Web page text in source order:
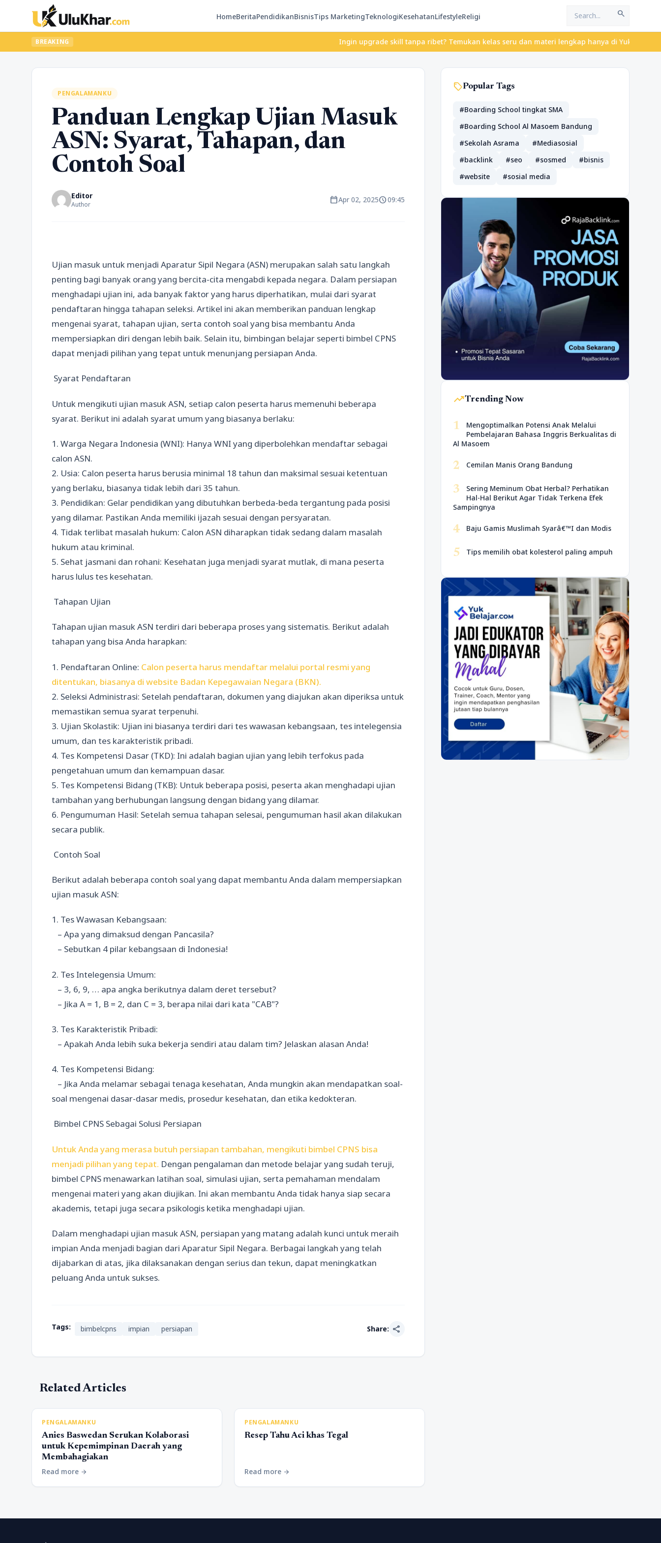
HomeBeritaPendidikanBisnisTips MarketingTeknologiKesehatanLifestyleReligi search
BREAKING Ingin upgrade skill tanpa ribet? Temukan kelas seru dan materi lengkap hanya di YukBelajar.com.
PENGALAMANKU
Panduan Lengkap Ujian Masuk
ASN: Syarat, Tahapan, dan
Contoh Soal
Editor
Author calendar_todayApr 02, 2025schedule09:45
Ujian masuk untuk menjadi Aparatur Sipil Negara (ASN) merupakan salah satu langkah
penting bagi banyak orang yang bercita-cita mengabdi kepada negara. Dalam persiapan
menghadapi ujian ini, ada banyak faktor yang harus diperhatikan, mulai dari syarat
pendaftaran hingga tahapan seleksi. Artikel ini akan memberikan panduan lengkap
mengenai syarat, tahapan ujian, serta contoh soal yang bisa membantu Anda
mempersiapkan diri dengan lebih baik. Selain itu, bimbingan belajar seperti bimbel CPNS
dapat menjadi pilihan yang tepat untuk menunjang persiapan Anda.
Syarat Pendaftaran
Untuk mengikuti ujian masuk ASN, setiap calon peserta harus memenuhi beberapa
syarat. Berikut ini adalah syarat umum yang biasanya berlaku:
1. Warga Negara Indonesia (WNI): Hanya WNI yang diperbolehkan mendaftar sebagai
calon ASN.
2. Usia: Calon peserta harus berusia minimal 18 tahun dan maksimal sesuai ketentuan
yang berlaku, biasanya tidak lebih dari 35 tahun.
3. Pendidikan: Gelar pendidikan yang dibutuhkan berbeda-beda tergantung pada posisi
yang dilamar. Pastikan Anda memiliki ijazah sesuai dengan persyaratan.
4. Tidak terlibat masalah hukum: Calon ASN diharapkan tidak sedang dalam masalah
hukum atau kriminal.
5. Sehat jasmani dan rohani: Kesehatan juga menjadi syarat mutlak, di mana peserta
harus lulus tes kesehatan.
Tahapan Ujian
Tahapan ujian masuk ASN terdiri dari beberapa proses yang sistematis. Berikut adalah
tahapan yang bisa Anda harapkan:
1. Pendaftaran Online: Calon peserta harus mendaftar melalui portal resmi yang
ditentukan, biasanya di website Badan Kepegawaian Negara (BKN).
2. Seleksi Administrasi: Setelah pendaftaran, dokumen yang diajukan akan diperiksa untuk
memastikan semua syarat terpenuhi.
3. Ujian Skolastik: Ujian ini biasanya terdiri dari tes wawasan kebangsaan, tes intelegensia
umum, dan tes karakteristik pribadi.
4. Tes Kompetensi Dasar (TKD): Ini adalah bagian ujian yang lebih terfokus pada
pengetahuan umum dan kemampuan dasar.
5. Tes Kompetensi Bidang (TKB): Untuk beberapa posisi, peserta akan menghadapi ujian
tambahan yang berhubungan langsung dengan bidang yang dilamar.
6. Pengumuman Hasil: Setelah semua tahapan selesai, pengumuman hasil akan dilakukan
secara publik.
Contoh Soal
Berikut adalah beberapa contoh soal yang dapat membantu Anda dalam mempersiapkan
ujian masuk ASN:
1. Tes Wawasan Kebangsaan:
– Apa yang dimaksud dengan Pancasila?
– Sebutkan 4 pilar kebangsaan di Indonesia!
2. Tes Intelegensia Umum:
– 3, 6, 9, … apa angka berikutnya dalam deret tersebut?
– Jika A = 1, B = 2, dan C = 3, berapa nilai dari kata "CAB"?
3. Tes Karakteristik Pribadi:
– Apakah Anda lebih suka bekerja sendiri atau dalam tim? Jelaskan alasan Anda!
4. Tes Kompetensi Bidang:
– Jika Anda melamar sebagai tenaga kesehatan, Anda mungkin akan mendapatkan soal-
soal mengenai dasar-dasar medis, prosedur kesehatan, dan etika kedokteran.
Bimbel CPNS Sebagai Solusi Persiapan
Untuk Anda yang merasa butuh persiapan tambahan, mengikuti bimbel CPNS bisa
menjadi pilihan yang tepat. Dengan pengalaman dan metode belajar yang sudah teruji,
bimbel CPNS menawarkan latihan soal, simulasi ujian, serta pemahaman mendalam
mengenai materi yang akan diujikan. Ini akan membantu Anda tidak hanya siap secara
akademis, tetapi juga secara psikologis ketika menghadapi ujian.
Dalam menghadapi ujian masuk ASN, persiapan yang matang adalah kunci untuk meraih
impian Anda menjadi bagian dari Aparatur Sipil Negara. Berbagai langkah yang telah
dijabarkan di atas, jika dilaksanakan dengan serius dan tekun, dapat meningkatkan
peluang Anda untuk sukses.
Tags: bimbelcpns impian persiapan Share: share
Related Articles
PENGALAMANKU
Anies Baswedan Serukan Kolaborasi
untuk Kepemimpinan Daerah yang
Membahagiakan
Read more arrow_forward
PENGALAMANKU
Resep Tahu Aci khas Tegal
Read more arrow_forward
sellPopular Tags
#Boarding School tingkat SMA
#Boarding School Al Masoem Bandung
#Sekolah Asrama
#Mediasosial
#backlink
#seo #sosmed
#bisnis
#website
#sosial media
trending_upTrending Now
1
Mengoptimalkan Potensi Anak Melalui
Pembelajaran Bahasa Inggris Berkualitas di
Al Masoem
2 Cemilan Manis Orang Bandung
3
Sering Meminum Obat Herbal? Perhatikan
Hal-Hal Berikut Agar Tidak Terkena Efek
Sampingnya
4 Baju Gamis Muslimah Syarâ€™I dan Modis
5 Tips memilih obat kolesterol paling ampuh